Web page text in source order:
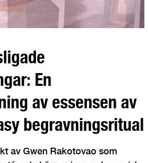
En
av essensen av
begravningsritual
av Gwen Rakotovao som